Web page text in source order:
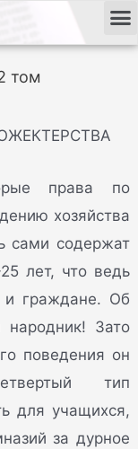
том
права по
хозяйства
сами содержат
лет, что ведь
и граждане. Об
Зато
поведения он
тип
для учащихся,
за дурное